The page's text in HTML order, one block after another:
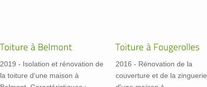
2019 - Isolation et rénovation de
la toiture d'une maison à
2016 - Rénovation de la
couverture et de la zinguerie